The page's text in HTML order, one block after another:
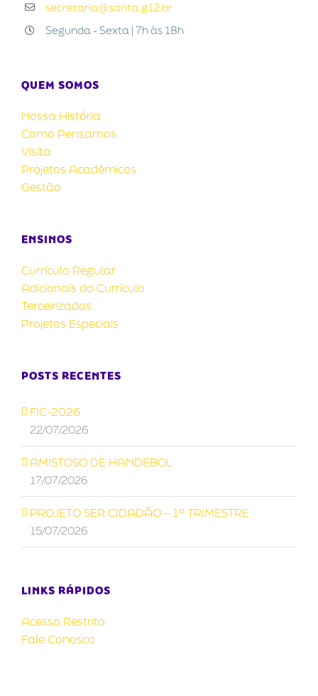
secretaria@santa.g12.br
Segunda - Sexta | 7h às 18h
QUEM SOMOS
Nossa História
Como Pensamos
Visita
Projetos Acadêmicos
Gestão
ENSINOS
Currículo Regular
Adicionais do Currículo
Terceirizados
Projetos Especiais
POSTS RECENTES
FIC-2026
22/07/2026
AMISTOSO DE HANDEBOL
17/07/2026
PROJETO SER CIDADÃO – 1º TRIMESTRE
15/07/2026
LINKS RÁPIDOS
Acesso Restrito
Fale Conosco